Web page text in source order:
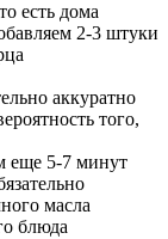
есть дома
2-3 штуки
аккуратно
того,
еще 5-7 минут
масла
блюда